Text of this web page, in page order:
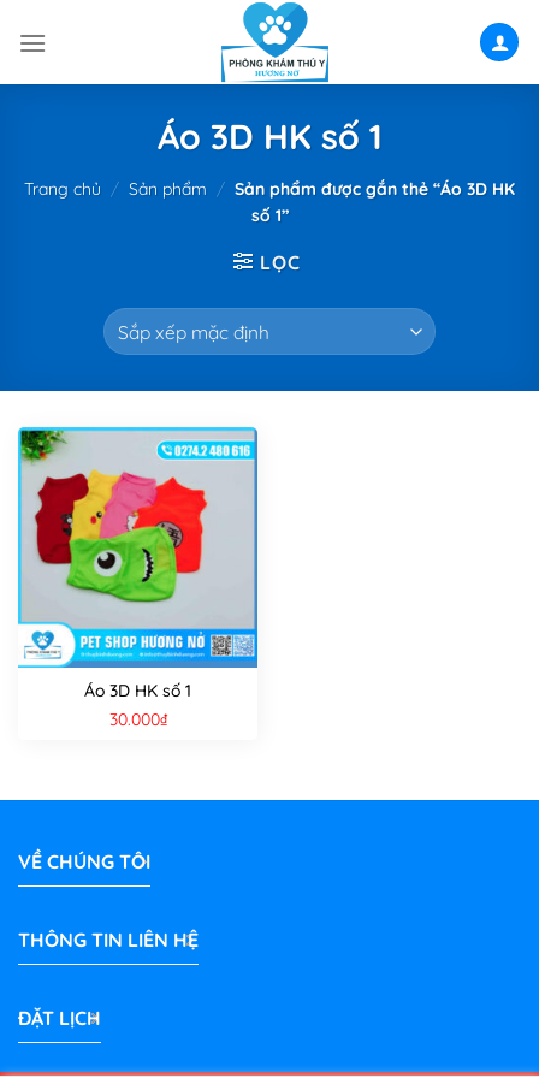
Áo 3D HK số 1
Trang chủ / Sản phẩm / Sản phẩm được gắn thẻ “Áo 3D HK
số 1”
LỌC
Áo 3D HK số 1
30.000₫
VỀ CHÚNG TÔI
THÔNG TIN LIÊN HỆ
ĐẶT LỊCH